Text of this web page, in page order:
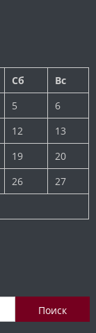
Сб
Вс
5
6
12
13
19
20
26
27
Найти: